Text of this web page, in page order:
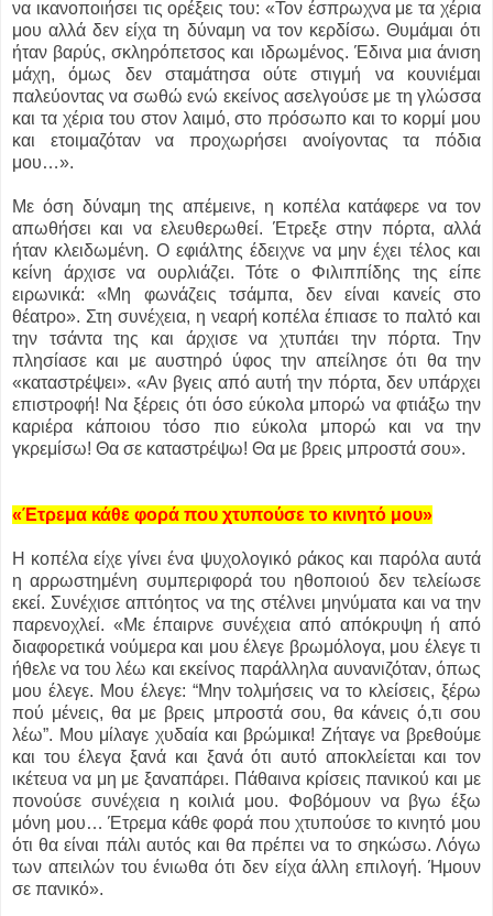
να ικανοποιήσει τις ορέξεις του: «Τον έσπρωχνα με τα χέρια
μου αλλά δεν είχα τη δύναμη να τον κερδίσω. Θυμάμαι ότι
ήταν βαρύς, σκληρόπετσος και ιδρωμένος. Έδινα μια άνιση
μάχη, όμως δεν σταμάτησα ούτε στιγμή να κουνιέμαι
παλεύοντας να σωθώ ενώ εκείνος ασελγούσε με τη γλώσσα
και τα χέρια του στον λαιμό, στο πρόσωπο και το κορμί μου
και ετοιμαζόταν να προχωρήσει ανοίγοντας τα πόδια
μου…».
Με όση δύναμη της απέμεινε, η κοπέλα κατάφερε να τον
απωθήσει και να ελευθερωθεί. Έτρεξε στην πόρτα, αλλά
ήταν κλειδωμένη. Ο εφιάλτης έδειχνε να μην έχει τέλος και
κείνη άρχισε να ουρλιάζει. Τότε ο Φιλιππίδης της είπε
ειρωνικά: «Μη φωνάζεις τσάμπα, δεν είναι κανείς στο
θέατρο». Στη συνέχεια, η νεαρή κοπέλα έπιασε το παλτό και
την τσάντα της και άρχισε να χτυπάει την πόρτα. Την
πλησίασε και με αυστηρό ύφος την απείλησε ότι θα την
«καταστρέψει». «Αν βγεις από αυτή την πόρτα, δεν υπάρχει
επιστροφή! Να ξέρεις ότι όσο εύκολα μπορώ να φτιάξω την
καριέρα κάποιου τόσο πιο εύκολα μπορώ και να την
γκρεμίσω! Θα σε καταστρέψω! Θα με βρεις μπροστά σου».
«Έτρεμα κάθε φορά που χτυπούσε το κινητό μου»
Η κοπέλα είχε γίνει ένα ψυχολογικό ράκος και παρόλα αυτά
η αρρωστημένη συμπεριφορά του ηθοποιού δεν τελείωσε
εκεί. Συνέχισε απτόητος να της στέλνει μηνύματα και να την
παρενοχλεί. «Με έπαιρνε συνέχεια από απόκρυψη ή από
διαφορετικά νούμερα και μου έλεγε βρωμόλογα, μου έλεγε τι
ήθελε να του λέω και εκείνος παράλληλα αυνανιζόταν, όπως
μου έλεγε. Μου έλεγε: “Μην τολμήσεις να το κλείσεις, ξέρω
πού μένεις, θα με βρεις μπροστά σου, θα κάνεις ό,τι σου
λέω”. Μου μίλαγε χυδαία και βρώμικα! Ζήταγε να βρεθούμε
και του έλεγα ξανά και ξανά ότι αυτό αποκλείεται και τον
ικέτευα να μη με ξαναπάρει. Πάθαινα κρίσεις πανικού και με
πονούσε συνέχεια η κοιλιά μου. Φοβόμουν να βγω έξω
μόνη μου… Έτρεμα κάθε φορά που χτυπούσε το κινητό μου
ότι θα είναι πάλι αυτός και θα πρέπει να το σηκώσω. Λόγω
των απειλών του ένιωθα ότι δεν είχα άλλη επιλογή. Ήμουν
σε πανικό».